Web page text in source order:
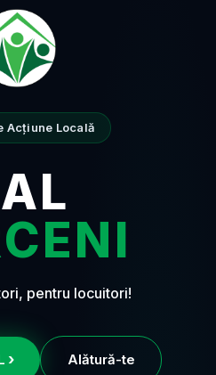
Acțiune Locală
pentru locuitori!
› Alătură-te